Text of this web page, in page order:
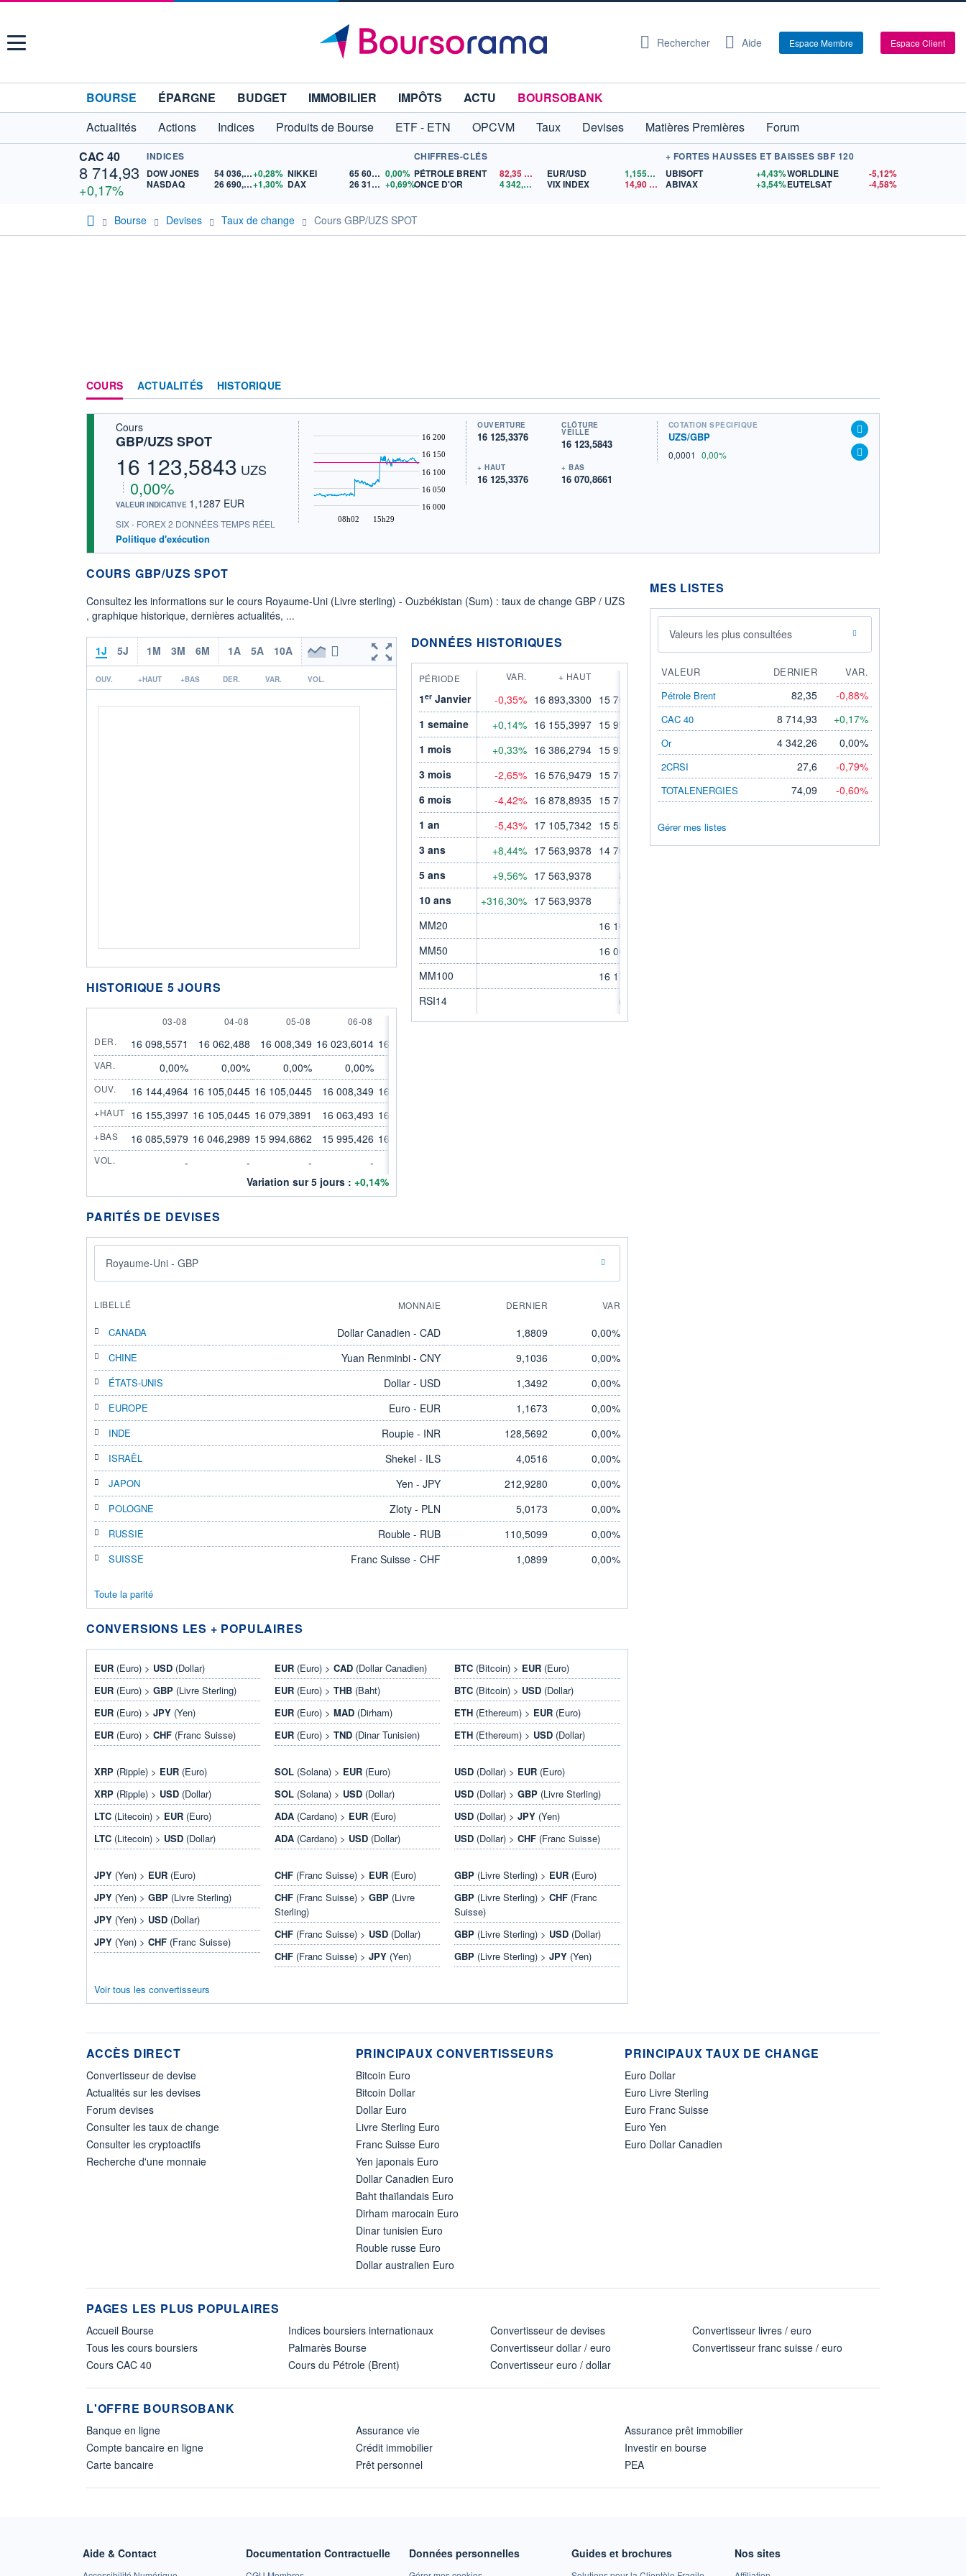
Menu Rechercher Aide Espace Membre Espace Client
BOURSE ÉPARGNE BUDGET IMMOBILIER IMPÔTS ACTU
BOURSOBANK
Actualités
Actions Indices Produits de Bourse ETF - ETN OPCVM Taux Devises Matières Premières
Forum
CAC 40
8 714,93
+0,17%
INDICES
DOW JONES
54 036,93+0,28%
NASDAQ
26 690,62+1,30%
NIKKEI 65 606,71 0,00%
DAX
26 319,45 +0,69%
CHIFFRES-CLÉS
PÉTROLE BRENT
82,35$US
ONCE D'OR
4 342,26 $US
EUR/USD 1,1559$US
VIX INDEX
14,90
+ FORTES HAUSSES ET BAISSES SBF 120
UBISOFT
+4,43%
ABIVAX
+3,54%
WORLDLINE
-5,12%
EUTELSAT
-4,58%
Bourse Devises Taux de change Cours GBP/UZS SPOT
COURS ACTUALITÉS HISTORIQUE
Cours
GBP/UZS SPOT
16 123,5843 UZS
0,00%
VALEUR INDICATIVE 1,1287 EUR
SIX - FOREX 2 DONNÉES TEMPS RÉEL
Politique d'exécution
08h02 15h29
16 000
16 050
16 100
16 150
16 200
OUVERTURE
16 125,3376
CLÔTURE
VEILLE
16 123,5843
+ HAUT
16 125,3376
+ BAS
16 070,8661
COTATION SPÉCIFIQUE
UZS/GBP
0,0001 0,00%
COURS GBP/UZS SPOT
Consultez les informations sur le cours Royaume-Uni (Livre sterling) - Ouzbékistan (Sum) : taux de change GBP / UZS
, graphique historique, dernières actualités, ...
1J 5J 1M 3M 6M 1A 5A 10A
OUV. +HAUT +BAS DER. VAR. VOL.
HISTORIQUE 5 JOURS
3 AUGUST
03-08 4 AUGUST
04-08 5 AUGUST
05-08 6 AUGUST
06-08 8 AUGUST
08-08
DER.
16 098,5571 16 062,488 16 008,349 16 023,6014 16 123,5843
VAR. 0,00% 0,00% 0,00% 0,00%
OUV. 16 144,4964 16 105,0445 16 105,0445 16 008,349 16 125,3376
+HAUT 16 155,3997 16 105,0445 16 079,3891 16 063,493 16 125,3376
+BAS 16 085,5979 16 046,2989 15 994,6862 15 995,426 16 070,8661
VOL. - - - -
Variation sur 5 jours : +0,14%
DONNÉES HISTORIQUES
PÉRIODE VAR. + HAUT
1erJanvier -0,35% 16 893,3300 15 769,9500
1 semaine
+0,14% 16 155,3997 15 994,6862
1 mois
+0,33% 16 386,2794 15 925,9389
3 mois
-2,65% 16 576,9479 15 769,9471
6 mois
-4,42% 16 878,8935 15 769,9471
1 an
-5,43% 17 105,7342 15 530,3219
3 ans
+8,44% 17 563,9378 14 703,5846
5 ans
+9,56% 17 563,9378
86,0189
10 ans
+316,30% 17 563,9378
86,0189
MM20
16 109,7577
MM50
16 068,1807
MM100
16 171,0802
RSI14
60,2700
PARITÉS DE DEVISES
Royaume-Uni - GBP
LIBELLÉ MONNAIE DERNIER VAR
CANADA Dollar Canadien - CAD 1,8809 0,00%
CHINE Yuan Renminbi - CNY 9,1036 0,00%
ÉTATS-UNIS Dollar - USD 1,3492 0,00%
EUROPE Euro - EUR 1,1673 0,00%
INDE Roupie - INR 128,5692 0,00%
ISRAËL Shekel - ILS 4,0516 0,00%
JAPON Yen - JPY 212,9280 0,00%
POLOGNE Zloty - PLN 5,0173 0,00%
RUSSIE Rouble - RUB 110,5099 0,00%
SUISSE Franc Suisse - CHF 1,0899 0,00%
Toute la parité
CONVERSIONS LES + POPULAIRES
EUR (Euro) > USD (Dollar)
EUR (Euro) > GBP (Livre Sterling)
EUR (Euro) > JPY (Yen)
EUR (Euro) > CHF (Franc Suisse)
EUR(Euro) > CAD(Dollar Canadien)
EUR(Euro) > THB(Baht)
EUR(Euro) > MAD(Dirham)
EUR(Euro) > TND(Dinar Tunisien)
BTC (Bitcoin) > EUR (Euro)
BTC (Bitcoin) > USD (Dollar)
ETH (Ethereum) > EUR (Euro)
ETH (Ethereum) > USD (Dollar)
XRP (Ripple) > EUR (Euro)
XRP (Ripple) > USD (Dollar)
LTC (Litecoin) > EUR (Euro)
LTC (Litecoin) > USD (Dollar)
SOL(Solana) > EUR(Euro)
SOL(Solana) > USD(Dollar)
ADA(Cardano) > EUR(Euro)
ADA(Cardano) > USD(Dollar)
USD (Dollar) > EUR (Euro)
USD (Dollar) >GBP (Livre Sterling)
USD (Dollar) >JPY (Yen)
USD (Dollar) >CHF (Franc Suisse)
JPY (Yen) > EUR (Euro)
JPY (Yen) > GBP (Livre Sterling)
JPY (Yen) > USD (Dollar)
JPY (Yen) > CHF (Franc Suisse)
CHF(Franc Suisse) > EUR(Euro)
CHF(Franc Suisse) > GBP(Livre
Sterling)
CHF(Franc Suisse) > USD(Dollar)
CHF(Franc Suisse) > JPY(Yen)
GBP (Livre Sterling) > EUR (Euro)
GBP (Livre Sterling) >CHF (Franc
Suisse)
GBP (Livre Sterling) > USD (Dollar)
GBP (Livre Sterling) >JPY (Yen)
Voir tous les convertisseurs
MES LISTES
Valeurs les plus consultées
VALEUR DERNIER
VAR.
Pétrole Brent
82,35 -0,88%
CAC 40 8 714,93 +0,17%
Or 4 342,26 0,00%
2CRSI 27,6 -0,79%
TOTALENERGIES 74,09 -0,60%
Gérer mes listes
ACCÈS DIRECT
Convertisseur de devise
Actualités sur les devises
Forum devises
Consulter les taux de change
Consulter les cryptoactifs
Recherche d'une monnaie
PRINCIPAUX CONVERTISSEURS
Bitcoin Euro
Bitcoin Dollar
Dollar Euro
Livre Sterling Euro
Franc Suisse Euro
Yen japonais Euro
Dollar Canadien Euro
Baht thaïlandais Euro
Dirham marocain Euro
Dinar tunisien Euro
Rouble russe Euro
Dollar australien Euro
PRINCIPAUX TAUX DE CHANGE
Euro Dollar
Euro Livre Sterling
Euro Franc Suisse
Euro Yen
Euro Dollar Canadien
PAGES LES PLUS POPULAIRES
Accueil Bourse
Tous les cours boursiers
Cours CAC 40
Indices boursiers internationaux
Palmarès Bourse
Cours du Pétrole (Brent)
Convertisseur de devises
Convertisseur dollar / euro
Convertisseur euro / dollar
Convertisseur livres / euro
Convertisseur franc suisse / euro
L'OFFRE BOURSOBANK
Banque en ligne
Compte bancaire en ligne
Carte bancaire
Assurance vie
Crédit immobilier
Prêt personnel
Assurance prêt immobilier
Investir en bourse
PEA
Aide & Contact Documentation Contractuelle Données personnelles Guides et brochures Nos sites